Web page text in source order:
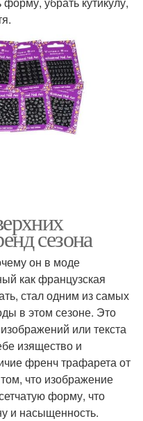
сезона
он в моде
как французская
стал одним из самых
в этом сезоне. Это
или текста
изящество и
френч трафарета от
что изображение
форму, что
и насыщенность.